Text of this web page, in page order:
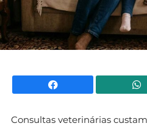
Facebook
Consultas veterinárias